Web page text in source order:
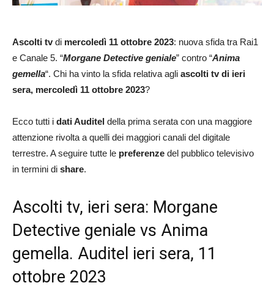
Ascolti tvdi mercoledì 11 ottobre 2023: nuova sfida tra Rai1
e Canale 5. “Morgane Detective geniale” contro “Anima
gemella“. Chi ha vinto la sfida relativa agli ascolti tv di ieri
sera, mercoledì 11 ottobre 2023?
Ecco tutti i dati Auditel della prima serata con una maggiore
attenzione rivolta a quelli dei maggiori canali del digitale
terrestre. A seguire tutte le preferenze del pubblico televisivo
in termini di share.
Ascolti tv, ieri sera: Morgane
Detective geniale vs Anima
gemella. Auditel ieri sera, 11
ottobre 2023